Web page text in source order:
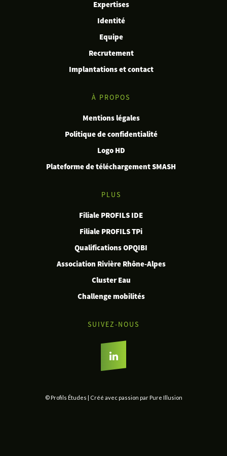
Expertises
Identité
Equipe
Recrutement
Implantations et contact
À PROPOS
Mentions légales
Politique de confidentialité
Logo HD
Plateforme de téléchargement SMASH
PLUS
Filiale PROFILS IDE
Filiale PROFILS TPi
Qualifications OPQIBI
Association Rivière Rhône-Alpes
Cluster Eau
Challenge mobilités
SUIVEZ-NOUS
© Profils Études Créé avec passion par Pure Illusion